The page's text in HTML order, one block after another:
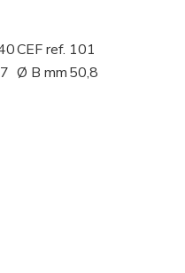
CEF ref. 101
Ø B mm50,8